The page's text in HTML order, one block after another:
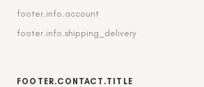
footer.info.account
footer.info.shipping_delivery
FOOTER.CONTACT.TITLE